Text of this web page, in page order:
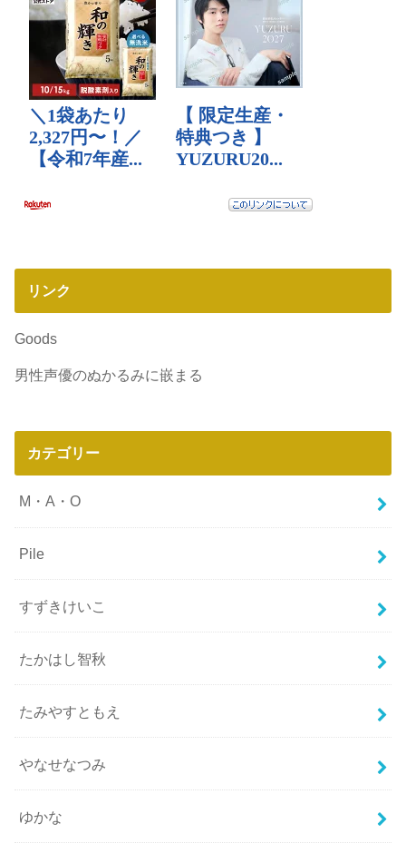
リンク
Goods
男性声優のぬかるみに嵌まる
カテゴリー
M・A・O
Pile
すずきけいこ
たかはし智秋
たみやすともえ
やなせなつみ
ゆかな